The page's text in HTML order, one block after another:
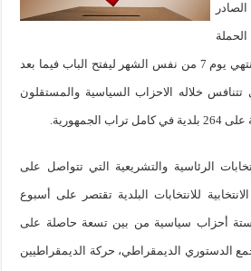
التونسية عدد9 الصادر
فان الحملة
الانتخابية تفتتح يوم 2 ماي لتنتهي يوم 7 من نفس الشهر ليفتح الباب فيما بعد
المنتظر يوم 9 ماي تتنافس خلاله الاحزاب السياسية والمستقلون
الرئاسية والتشريعية التي تتواصل على
للانتخابات البلدية تقتصر على أسبوع
أحزاب سياسية من بين تسعة حاصلة على
الدستوري الديمقراطي، حركة الديمقراطيين